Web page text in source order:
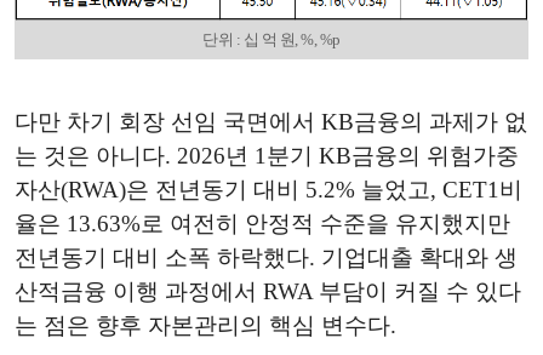
단위 : 십 억 원, %, %p
다만 차기 회장 선임 국면에서 KB금융의 과제가 없
는 것은 아니다. 2026년 1분기 KB금융의 위험가중
자산(RWA)은 전년동기 대비 5.2% 늘었고, CET1비
율은 13.63%로 여전히 안정적 수준을 유지했지만
전년동기 대비 소폭 하락했다. 기업대출 확대와 생
산적금융 이행 과정에서 RWA 부담이 커질 수 있다
는 점은 향후 자본관리의 핵심 변수다.